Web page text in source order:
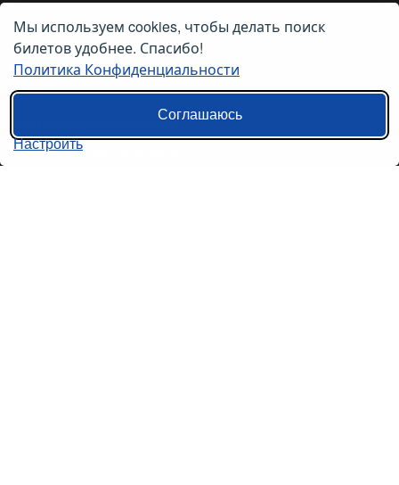
О нас
О компании
Контакты
Пользовательское соглашение
Мы используем cookies, чтобы делать поиск
билетов удобнее. Спасибо!
Политика Конфиденциальности
Соглашаюсь
Настроить